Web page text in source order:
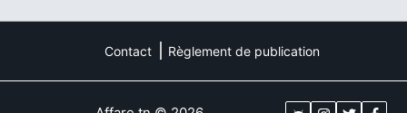
Contact Règlement de publication